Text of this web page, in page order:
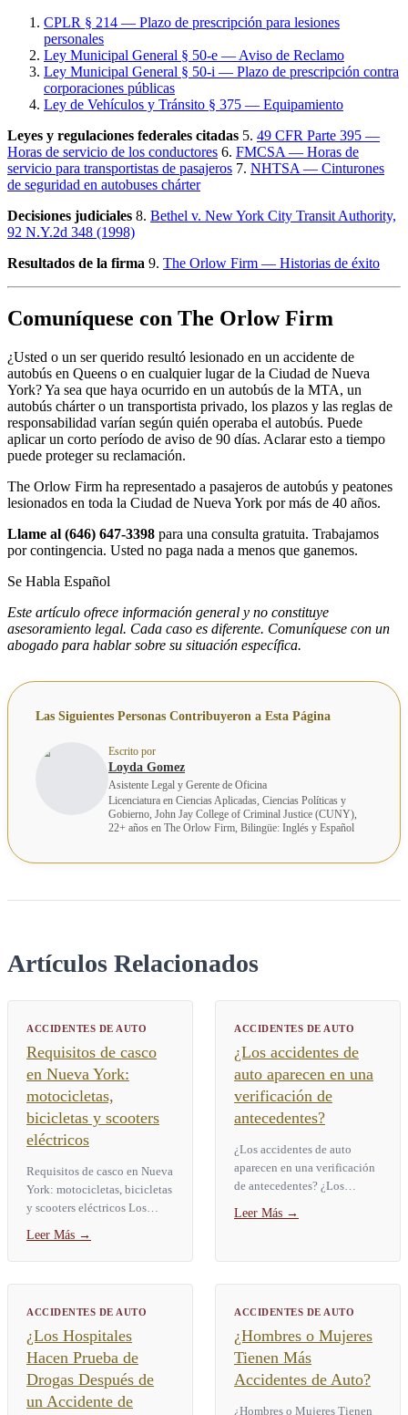
CPLR § 214 — Plazo de prescripción para lesiones
personales
Ley Municipal General § 50-e — Aviso de Reclamo
Ley Municipal General § 50-i — Plazo de prescripción contra
corporaciones públicas
Ley de Vehículos y Tránsito § 375 — Equipamiento
Leyes y regulaciones federales citadas 5. 49 CFR Parte 395 —
Horas de servicio de los conductores 6. FMCSA — Horas de
servicio para transportistas de pasajeros 7. NHTSA — Cinturones
de seguridad en autobuses chárter
Decisiones judiciales 8. Bethel v. New York City Transit Authority,
92 N.Y.2d 348 (1998)
Resultados de la firma 9. The Orlow Firm — Historias de éxito
Comuníquese con The Orlow Firm
¿Usted o un ser querido resultó lesionado en un accidente de
autobús en Queens o en cualquier lugar de la Ciudad de Nueva
York? Ya sea que haya ocurrido en un autobús de la MTA, un
autobús chárter o un transportista privado, los plazos y las reglas de
responsabilidad varían según quién operaba el autobús. Puede
aplicar un corto período de aviso de 90 días. Aclarar esto a tiempo
puede proteger su reclamación.
The Orlow Firm ha representado a pasajeros de autobús y peatones
lesionados en toda la Ciudad de Nueva York por más de 40 años.
Llame al (646) 647-3398 para una consulta gratuita. Trabajamos
por contingencia. Usted no paga nada a menos que ganemos.
Se Habla Español
Este artículo ofrece información general y no constituye
asesoramiento legal. Cada caso es diferente. Comuníquese con un
abogado para hablar sobre su situación específica.
Las Siguientes Personas Contribuyeron a Esta Página
Escrito por
Loyda Gomez
Asistente Legal y Gerente de Oficina
Licenciatura en Ciencias Aplicadas, Ciencias Políticas y
Gobierno, John Jay College of Criminal Justice (CUNY),
22+ años en The Orlow Firm, Bilingüe: Inglés y Español
Artículos Relacionados
ACCIDENTES DE AUTO
Requisitos de casco
en Nueva York:
motocicletas,
bicicletas y scooters
eléctricos
Requisitos de casco en Nueva
York: motocicletas, bicicletas
y scooters eléctricos Los
York dependen de qué
maneja usted y de su...
Leer Más →
ACCIDENTES DE AUTO
¿Los accidentes de
auto aparecen en una
verificación de
antecedentes?
¿Los accidentes de auto
aparecen en una verificación
de antecedentes? ¿Los
en una verificación de
Leer Más →
ACCIDENTES DE AUTO
¿Los Hospitales
Hacen Prueba de
Drogas Después de
un Accidente de
ACCIDENTES DE AUTO
¿Hombres o Mujeres
Tienen Más
Accidentes de Auto?
¿Hombres o Mujeres Tienen